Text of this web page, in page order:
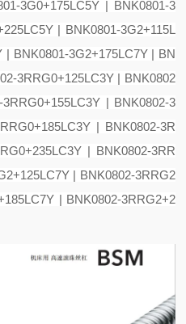
3G0+175LC5Y | BNK0801-3
| BNK0801-3G2+115L
| BNK0801-3G2+175LC7Y | BN
3RRG0+125LC3Y | BNK0802
| BNK0802-3
| BNK0802-3R
| BNK0802-3RR
| BNK0802-3RRG2
| BNK0802-3RRG2+2